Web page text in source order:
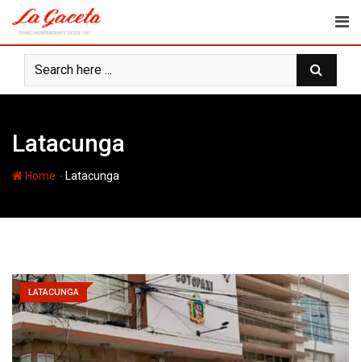
content
Latacunga
Home - Latacunga
LATACUNGA